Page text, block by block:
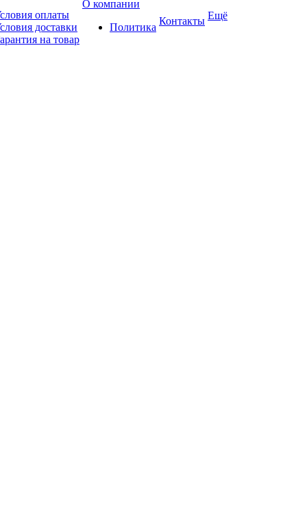
оплаты
доставки
на товар
О компании
Политика
Контакты Ещё